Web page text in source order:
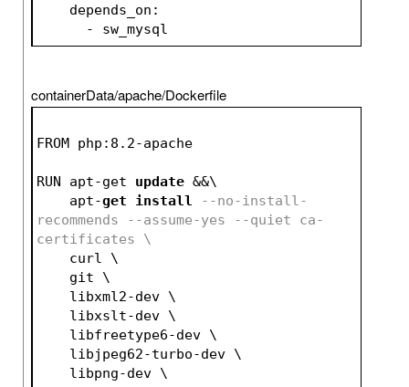
    depends_on:
      - sw_mysql
containerData/apache/Dockerfile
FROM php:8.2-apache
RUN apt-get update &&\
    apt-
get install
--no-install-
recommends --assume-yes --quiet ca-
certificates \
    curl \
    git \
    libxml2-dev \
    libxslt-dev \
    libfreetype6-dev \
    libjpeg62-turbo-dev \
    libpng-dev \